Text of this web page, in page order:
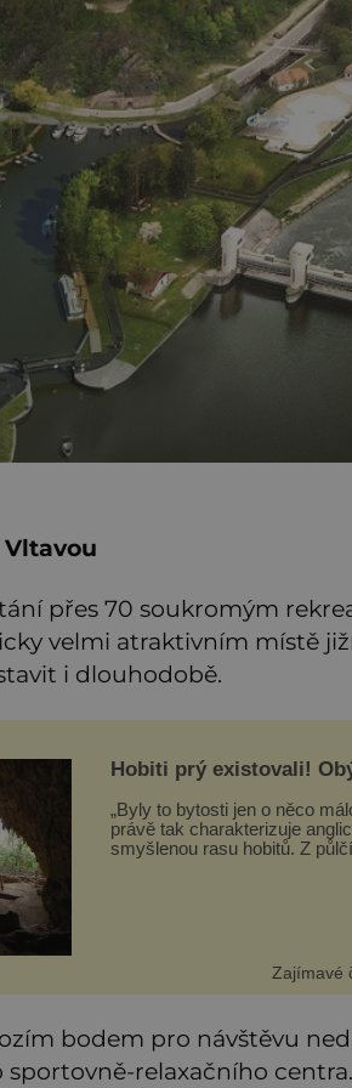
přes 70 soukromým
velmi atraktivním místě
i dlouhodobě.
Hobiti prý existovali!
„Byly to bytosti jen o něco
právě tak charakterizuje
smyšlenou rasu hobitů. Z půlčíků, jak jim říká, následně udělá
Zajímavé
bodem pro návštěvu
relaxačního centra.